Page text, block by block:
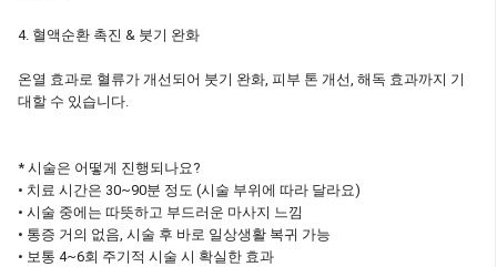
4. 혈액순환 촉진 & 붓기 완화
온열 효과로 혈류가 개선되어 붓기 완화, 피부 톤 개선, 해독 효과까지 기
대할 수 있습니다.
* 시술은 어떻게 진행되나요?
• 치료 시간은 30~90분 정도 (시술 부위에 따라 달라요)
• 시술 중에는 따뜻하고 부드러운 마사지 느낌
• 통증 거의 없음, 시술 후 바로 일상생활 복귀 가능
• 보통 4~6회 주기적 시술 시 확실한 효과